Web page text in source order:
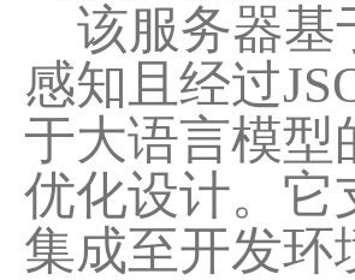
该服务器基
感知且经过
于大语言模型
优化设计。它
集成至开发环